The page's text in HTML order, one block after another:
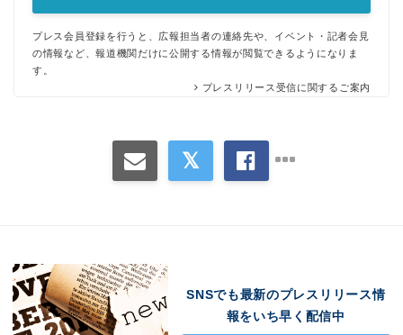
プレス会員登録を行うと、広報担当者の連絡先や、イベント・記者会見
の情報など、報道機関だけに公開する情報が閲覧できるようになりま
す。
プレスリリース受信に関するご案内
SNSでも最新のプレスリリース情
報をいち早く配信中